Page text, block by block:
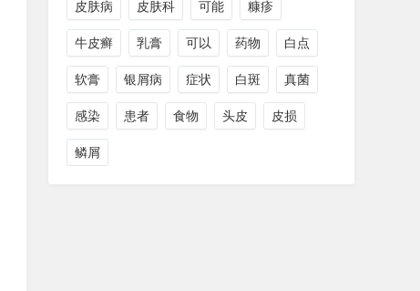
皮肤病 皮肤科 可能 糠疹
牛皮癣 乳膏 可以 药物 白点
软膏 银屑病 症状 白斑 真菌
感染 患者 食物 头皮 皮损
鳞屑